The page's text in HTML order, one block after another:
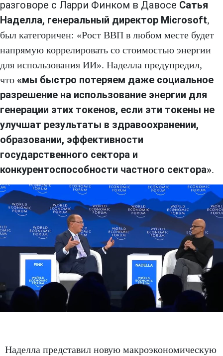
разговоре с Ларри Финком в Давосе Сатья
Наделла, генеральный директор Microsoft,
был категоричен: «Рост ВВП в любом месте будет
напрямую коррелировать со стоимостью энергии
для использования ИИ». Наделла предупредил,
что «мы быстро потеряем даже социальное
разрешение на использование энергии для
генерации этих токенов, если эти токены не
улучшат результаты в здравоохранении,
образовании, эффективности
государственного сектора и
конкурентоспособности частного сектора».
Наделла представил новую макроэкономическую